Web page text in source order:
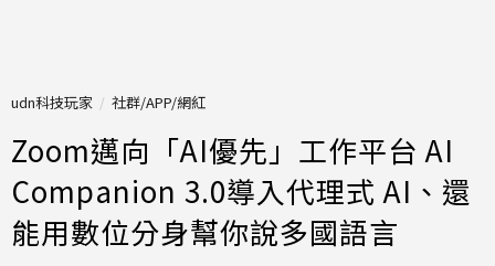
udn科技玩家 社群/APP/網紅
Zoom邁向「AI優先」工作平台 AI
Companion 3.0導入代理式 AI、還
能用數位分身幫你說多國語言